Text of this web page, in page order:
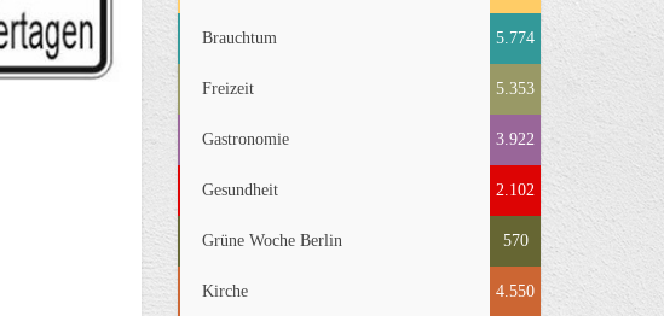
Brauchtum 5.774
Freizeit 5.353
Gastronomie 3.922
Gesundheit 2.102
Grüne Woche Berlin 570
Kirche 4.550